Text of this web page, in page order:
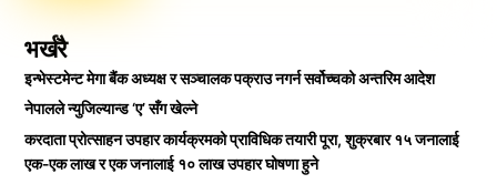
भर्खरै
इन्भेस्टमेन्ट मेगा बैंक अध्यक्ष र सञ्चालक पक्राउ नगर्न सर्वोच्चको अन्तरिम आदेश
नेपालले न्युजिल्यान्ड ‘ए’ सँग खेल्ने
करदाता प्रोत्साहन उपहार कार्यक्रमको प्राविधिक तयारी पूरा, शुक्रबार १५ जनालाई
एक-एक लाख र एक जनालाई १० लाख उपहार घोषणा हुने